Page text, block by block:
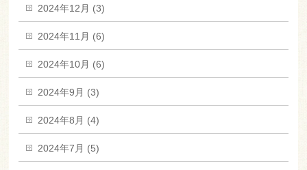
2024年12月 (3)
2024年11月 (6)
2024年10月 (6)
2024年9月 (3)
2024年8月 (4)
2024年7月 (5)